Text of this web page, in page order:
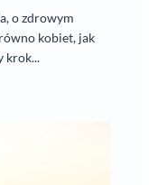
o zdrowym
kobiet, jak
krok...